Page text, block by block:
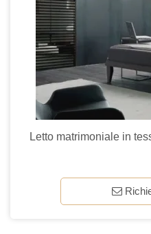
Letto matrimoniale in